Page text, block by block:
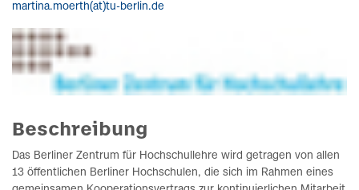
martina.moerth(at)tu-berlin.de
Beschreibung
Das Berliner Zentrum für Hochschullehre wird getragen von allen
13 öffentlichen Berliner Hochschulen, die sich im Rahmen eines